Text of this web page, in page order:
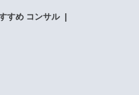
すめ コンサル